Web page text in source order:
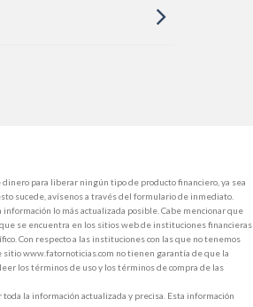
para liberar ningún tipo de producto financiero, ya sea
sucede, avísenos a través del formulario de inmediato.
lo más actualizada posible. Cabe mencionar que
se encuentra en los sitios web de instituciones financieras
Con respecto a las instituciones con las que no tenemos
www.fatornoticias.com no tienen garantía de que la
los términos de uso y los términos de compra de las
la información actualizada y precisa. Esta información